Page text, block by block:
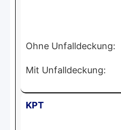
Ohne Unfalldeckung:
Mit Unfalldeckung:
KPT